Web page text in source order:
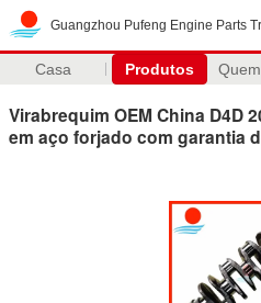
Guangzhou Pufeng Engine Parts
Casa Produtos
Virabrequim OEM China D4D
em aço forjado com garantia